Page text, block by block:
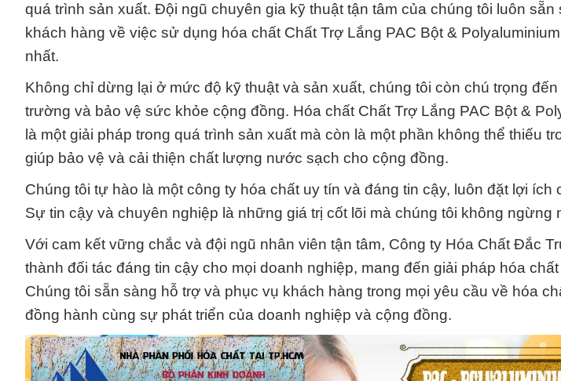
quá trình sản xuất. Đội ngũ chuyên gia kỹ thuật tận tâm của chúng tôi luôn
khách hàng về việc sử dụng hóa chất Chất Trợ Lắng PAC Bột &
nhất.
Không chỉ dừng lại ở mức độ kỹ thuật và sản xuất, chúng tôi còn chú trọng
trường và bảo vệ sức khỏe cộng đồng. Hóa chất Chất Trợ Lắng PAC Bột &
là một giải pháp trong quá trình sản xuất mà còn là một phần không thể thiếu
giúp bảo vệ và cải thiện chất lượng nước sạch cho cộng đồng.
Chúng tôi tự hào là một công ty hóa chất uy tín và đáng tin cậy, luôn đặt lợi ích
Sự tin cậy và chuyên nghiệp là những giá trị cốt lõi mà chúng tôi không ngừng
Với cam kết vững chắc và đội ngũ nhân viên tận tâm, Công ty Hóa Chất Đắc
thành đối tác đáng tin cậy cho mọi doanh nghiệp, mang đến giải pháp hóa
Chúng tôi sẵn sàng hỗ trợ và phục vụ khách hàng trong mọi yêu cầu về hóa
đồng hành cùng sự phát triển của doanh nghiệp và cộng đồng.